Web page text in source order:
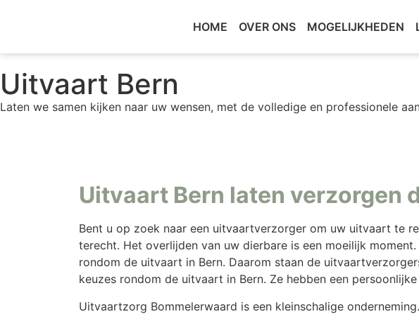
HOME OVER ONS MOGELIJKHEDEN
Uitvaart Bern
Laten we samen kijken naar uw wensen, met de volledige en professionele
Uitvaart Bern laten verzorgen
Bent u op zoek naar een uitvaartverzorger om uw uitvaart te
terecht. Het overlijden van uw dierbare is een moeilijk
rondom de uitvaart in Bern. Daarom staan de
keuzes rondom de uitvaart in Bern. Ze hebben een
Uitvaartzorg Bommelerwaard is een kleinschalige